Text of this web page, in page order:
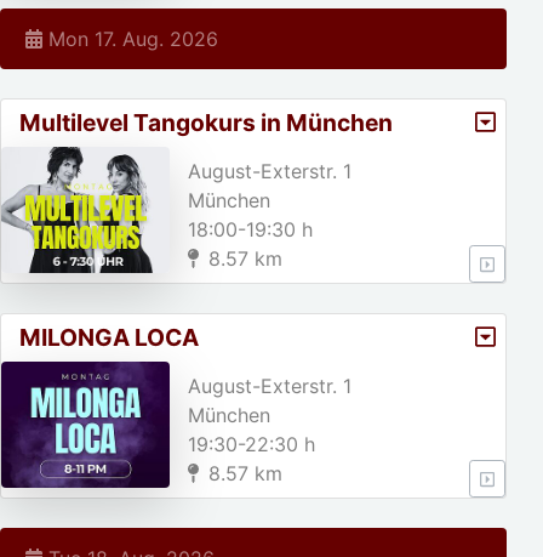
Mon 17. Aug. 2026
Multilevel Tangokurs in München
August-Exterstr. 1
München
18:00-19:30 h
8.57 km
MILONGA LOCA
August-Exterstr. 1
München
19:30-22:30 h
8.57 km